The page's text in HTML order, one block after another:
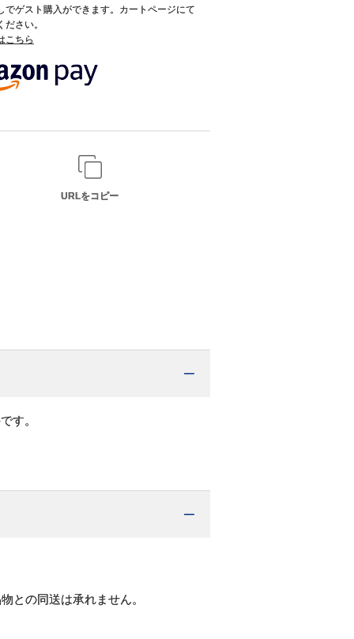
ゲスト購入ができます。カートページにて
さい。
こちら
URLをコピー
す。
との同送は承れません。